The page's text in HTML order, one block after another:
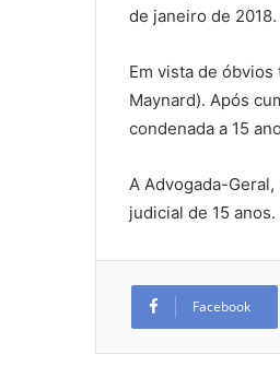
de janeiro de 2018.
Em vista de
Maynard). Após
condenada a 15
A Advogada-
judicial de 15
Facebook